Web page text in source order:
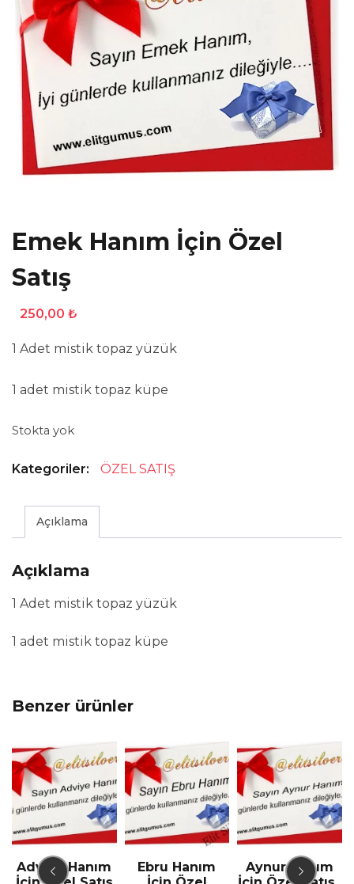
Emek Hanım İçin Özel
Satış
250,00 ₺
1 Adet mistik topaz yüzük
1 adet mistik topaz küpe
Stokta yok
Kategoriler: ÖZEL SATIŞ
Açıklama
Açıklama
1 Adet mistik topaz yüzük
1 adet mistik topaz küpe
Benzer ürünler
Adviye Hanım
Ebru Hanım
Aynur Hanım